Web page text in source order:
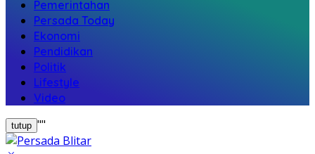
Pemerintahan
Persada Today
Ekonomi
Pendidikan
Politik
Lifestyle
Video
tutup ""